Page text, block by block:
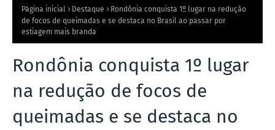
Página inicial Destaque
Rondônia conquista 1º lugar na redução
de focos de queimadas e se destaca no Brasil ao passar por
estiagem mais branda
Rondônia conquista 1º lugar
na redução de focos de
queimadas e se destaca no